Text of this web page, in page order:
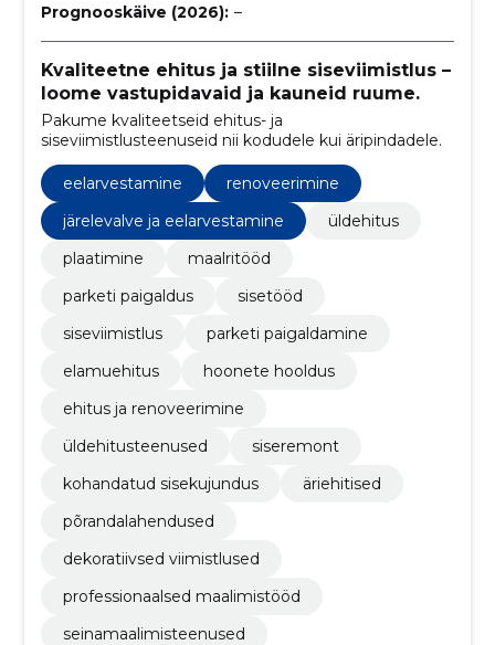
Prognooskäive (2026): –
Kvaliteetne ehitus ja stiilne siseviimistlus –
loome vastupidavaid ja kauneid ruume.
Pakume kvaliteetseid ehitus- ja
siseviimistlusteenuseid nii kodudele kui äripindadele.
eelarvestamine
renoveerimine
järelevalve ja eelarvestamine
üldehitus
plaatimine
maalritööd
parketi paigaldus
sisetööd
siseviimistlus
parketi paigaldamine
elamuehitus
hoonete hooldus
ehitus ja renoveerimine
üldehitusteenused
siseremont
kohandatud sisekujundus
äriehitised
põrandalahendused
dekoratiivsed viimistlused
professionaalsed maalimistööd
seinamaalimisteenused